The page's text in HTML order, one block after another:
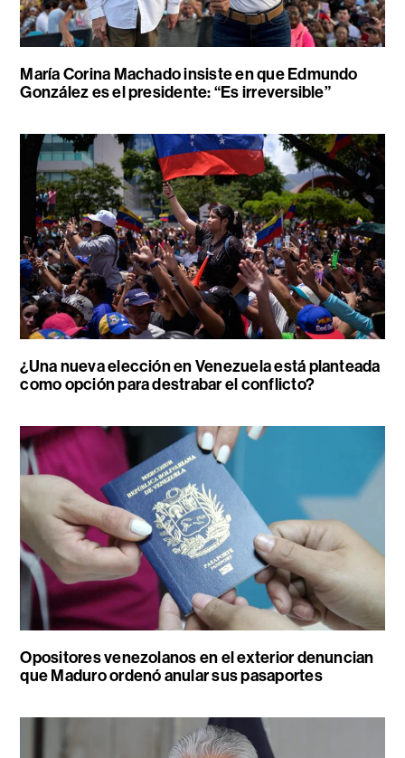
María Corina Machado insiste en que Edmundo
González es el presidente: “Es irreversible”
¿Una nueva elección en Venezuela está planteada
como opción para destrabar el conflicto?
Opositores venezolanos en el exterior denuncian
que Maduro ordenó anular sus pasaportes